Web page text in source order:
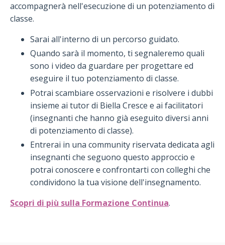
accompagnerà nell'esecuzione di un potenziamento di
classe.
Sarai all'interno di un percorso guidato.
Quando sarà il momento, ti segnaleremo quali
sono i video da guardare per progettare ed
eseguire il tuo potenziamento di classe.
Potrai scambiare osservazioni e risolvere i dubbi
insieme ai tutor di Biella Cresce e ai facilitatori
(insegnanti che hanno già eseguito diversi anni
di potenziamento di classe).
Entrerai in una community riservata dedicata agli
insegnanti che seguono questo approccio e
potrai conoscere e confrontarti con colleghi che
condividono la tua visione dell'insegnamento.
Scopri di più sulla Formazione Continua.